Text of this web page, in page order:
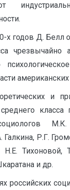
х годов Д. Белл
чрезвычайно
и
Галкина, Р.Г.
Н.Е. Тихоновой,
и др.
российских